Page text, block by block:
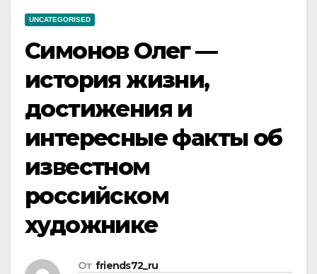
UNCATEGORISED
Симонов Олег —
история жизни,
достижения и
интересные факты об
известном
российском
художнике
От friends72_ru